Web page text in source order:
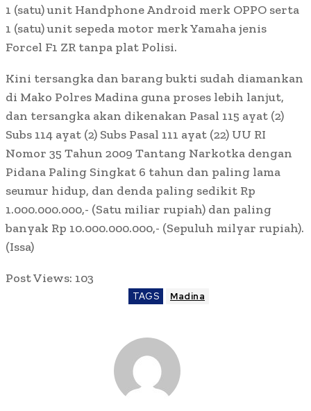
1 (satu) unit Handphone Android merk OPPO serta
1 (satu) unit sepeda motor merk Yamaha jenis
Forcel F1 ZR tanpa plat Polisi.
Kini tersangka dan barang bukti sudah diamankan
di Mako Polres Madina guna proses lebih lanjut,
dan tersangka akan dikenakan Pasal 115 ayat (2)
Subs 114 ayat (2) Subs Pasal 111 ayat (22) UU RI
Nomor 35 Tahun 2009 Tantang Narkotka dengan
Pidana Paling Singkat 6 tahun dan paling lama
seumur hidup, dan denda paling sedikit Rp
1.000.000.000,- (Satu miliar rupiah) dan paling
banyak Rp 10.000.000.000,- (Sepuluh milyar rupiah).
(Issa)
Post Views: 103
TAGS Madina